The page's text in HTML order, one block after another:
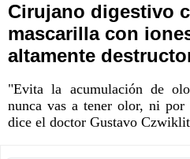
Cirujano digestivo
mascarilla con
altamente
"Evita la acumulación de
nunca vas a tener olor, ni por
dice el doctor Gustavo